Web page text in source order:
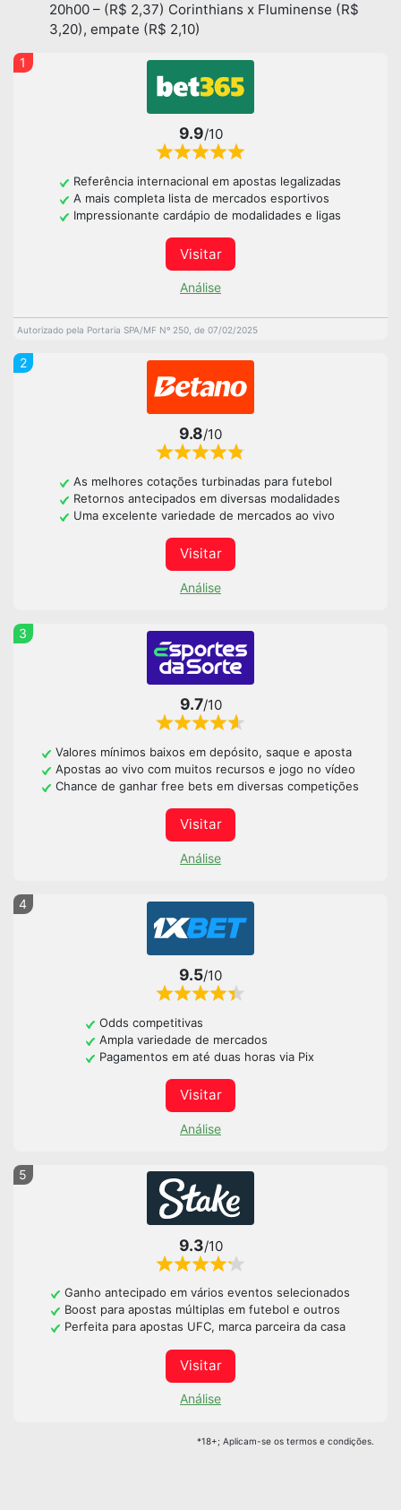
20h00 – (R$ 2,37) Corinthians x Fluminense (R$
3,20), empate (R$ 2,10)
1
9.9/10
Referência internacional em apostas legalizadas
A mais completa lista de mercados esportivos
Impressionante cardápio de modalidades e ligas
Visitar
Análise
Autorizado pela Portaria SPA/MF Nº 250, de 07/02/2025
2
9.8/10
As melhores cotações turbinadas para futebol
Retornos antecipados em diversas modalidades
Uma excelente variedade de mercados ao vivo
Visitar
Análise
3
9.7/10
Valores mínimos baixos em depósito, saque e aposta
Apostas ao vivo com muitos recursos e jogo no vídeo
Chance de ganhar free bets em diversas competições
Visitar
Análise
4
9.5/10
Odds competitivas
Ampla variedade de mercados
Pagamentos em até duas horas via Pix
Visitar
Análise
5
9.3/10
Ganho antecipado em vários eventos selecionados
Boost para apostas múltiplas em futebol e outros
Perfeita para apostas UFC, marca parceira da casa
Visitar
Análise
*18+; Aplicam-se os termos e condições.